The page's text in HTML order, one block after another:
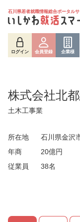
石川県若者就職情報総合ポータルサ
ログイン 会員登録 企業様
株式会社北
土木工事業
所在地
石川県金沢
年商
20億円
従業員
38名